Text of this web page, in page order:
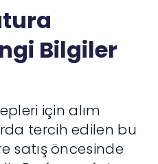
Bilgiler
için alım
tercih edilen bu
satış öncesinde